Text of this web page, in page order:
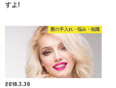
すよ!
髪の手入れ・悩み・知識
2018.3.30